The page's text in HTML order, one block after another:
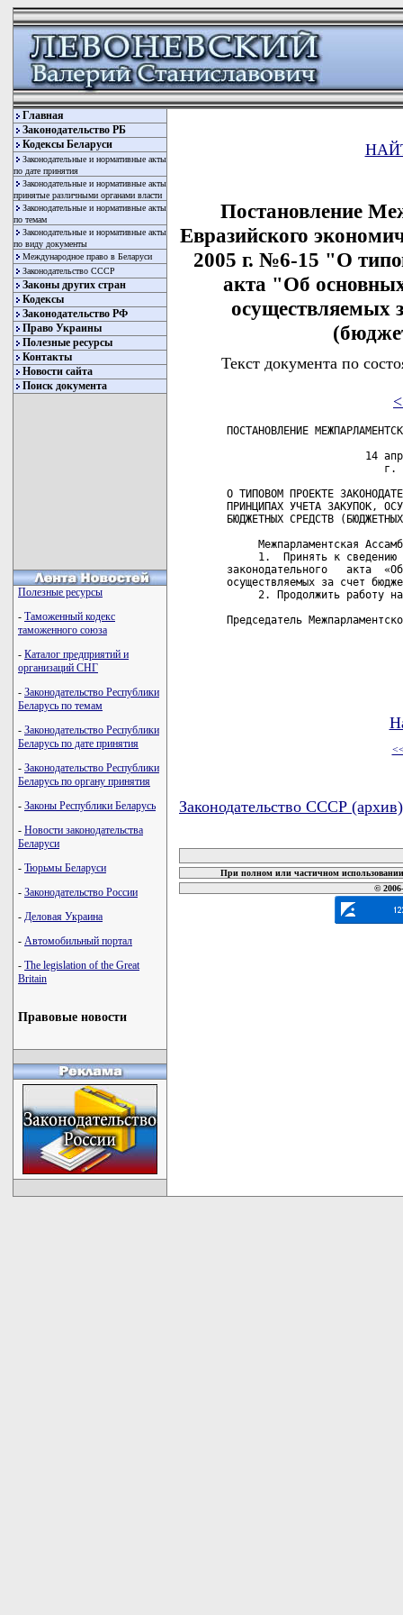
Главная
Законодательство РБ
Кодексы Беларуси
Законодательные и нормативные акты
по дате принятия
Законодательные и нормативные акты
принятые различными органами власти
Законодательные и нормативные акты
по темам
Законодательные и нормативные акты
по виду документы
Международное право в Беларуси
Законодательство СССР
Законы других стран
Кодексы
Законодательство РФ
Право Украины
Полезные ресурсы
Контакты
Новости сайта
Поиск документа
Полезные ресурсы
- Таможенный кодекс
таможенного союза
- Каталог предприятий и
организаций СНГ
- Законодательство Республики
Беларусь по темам
- Законодательство Республики
Беларусь по дате принятия
- Законодательство Республики
Беларусь по органу принятия
- Законы Республики Беларусь
- Новости законодательства
Беларуси
- Тюрьмы Беларуси
- Законодательство России
- Деловая Украина
- Автомобильный портал
- The legislation of the Great
Britain
Правовые новости
Постановление
Евразийского
2005 г. №6-15 "О
акта "Об
осуществляемых
Текст документа по
ПОСТАНОВЛЕНИЕ
14
г.
О ТИПОВОМ ПРОЕКТЕ
ПРИНЦИПАХ УЧЕТА ЗАКУПОК,
БЮДЖЕТНЫХ СРЕДСТВ
Межпарламентская
1.  Принять к сведению
законодательного   акта
осуществляемых за счет
2. Продолжить работу
Председатель
Законодательство СССР (архив)
При полном или частичном
©